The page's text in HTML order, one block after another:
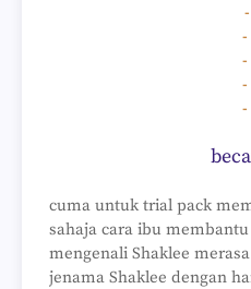
-
-
-
-
-
because
cuma untuk trial pack
sahaja cara ibu
mengenali Shaklee
jenama Shaklee dengan